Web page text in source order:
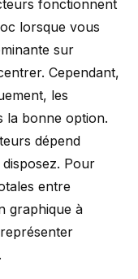
fonctionnent
lorsque vous
sur
Cependant,
les
la bonne option.
dépend
Pour
entre
graphique à